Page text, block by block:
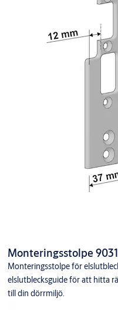
Monteringsstolpe 9031
Monteringsstolpe för
elslutblecksguide för att hitta
till din dörrmiljö.